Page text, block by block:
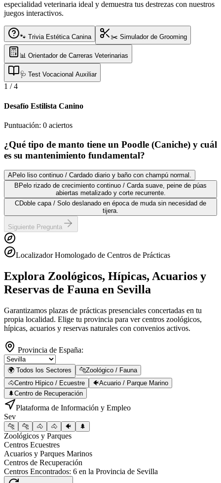
especialidad veterinaria ideal y demuestra tus destrezas con nuestros
juegos interactivos.
🐾 Trivia Estética Canina ✂️ Simulador de Grooming
📊 Orientador de Carreras Veterinarias
🩺 Test Vocacional Auxiliar
1 /4
Desafío Estilista Canino
Puntuación: 0 aciertos
¿Qué tipo de manto tiene un Poodle (Caniche) y cuál
es su mantenimiento fundamental?
APelo liso continuo / Cardado diario y baño con champú normal.
B Pelo rizado de crecimiento continuo / Carda suave, peine de púas
abiertas metalizado y corte recurrente.
CDoble capa / Solo deslanado en época de muda sin necesidad de
tijera.
Siguiente Pregunta
Localizador Homologado de Centros de Prácticas
Explora Zoológicos, Hípicas, Acuarios y
Reservas de Fauna en Sevilla
Garantizamos plazas de prácticas presenciales concertadas en tu
propia localidad. Elige tu provincia para ver centros zoológicos,
hípicas, acuarios y reservas naturales con convenios activos.
Provincia de España:
🌍 Todos los Sectores 🐆Zoológico / Fauna
🐴Centro Hípico / Ecuestre 🐠Acuario / Parque Marino
🌲Centro de Recuperación
Plataforma de Información y Empleo
Sev
🐆 🐆 🐴 🐴 🐠 🌲
Zoológicos y Parques
Centros Ecuestres
Acuarios y Parques Marinos
Centros de Recuperación
Centros Encontrados: 6 en la Provincia de Sevilla